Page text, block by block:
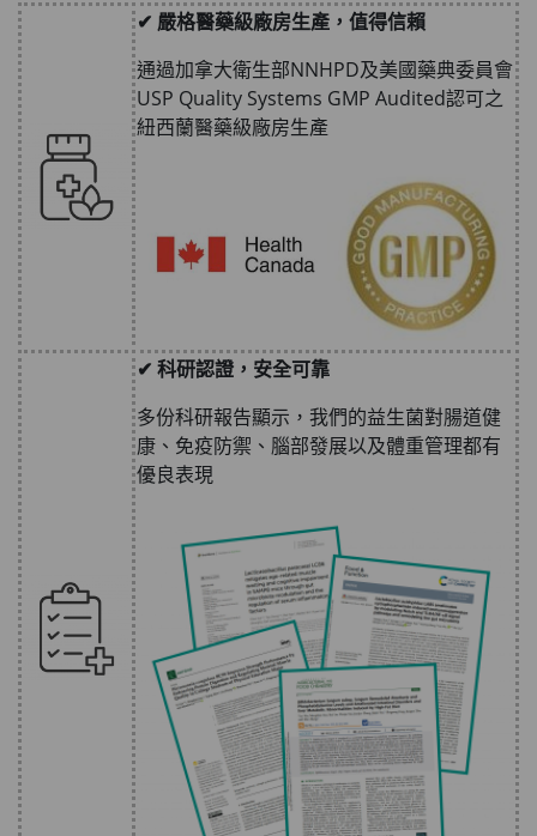
✔ 嚴格醫藥級廠房生產，值得信賴
通過加拿大衛生部NNHPD及美國藥典委員會
USP Quality Systems GMP Audited認可之
紐西蘭醫藥級廠房生產
✔ 科研認證，安全可靠
多份科研報告顯示，我們的益生菌對腸道健
康、免疫防禦、腦部發展以及體重管理都有
優良表現